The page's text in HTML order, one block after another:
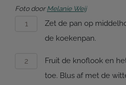
Foto doorMelanie Weij
Zet de pan op
de koekenpan.
Fruit de knoflook en
toe. Blus af met de